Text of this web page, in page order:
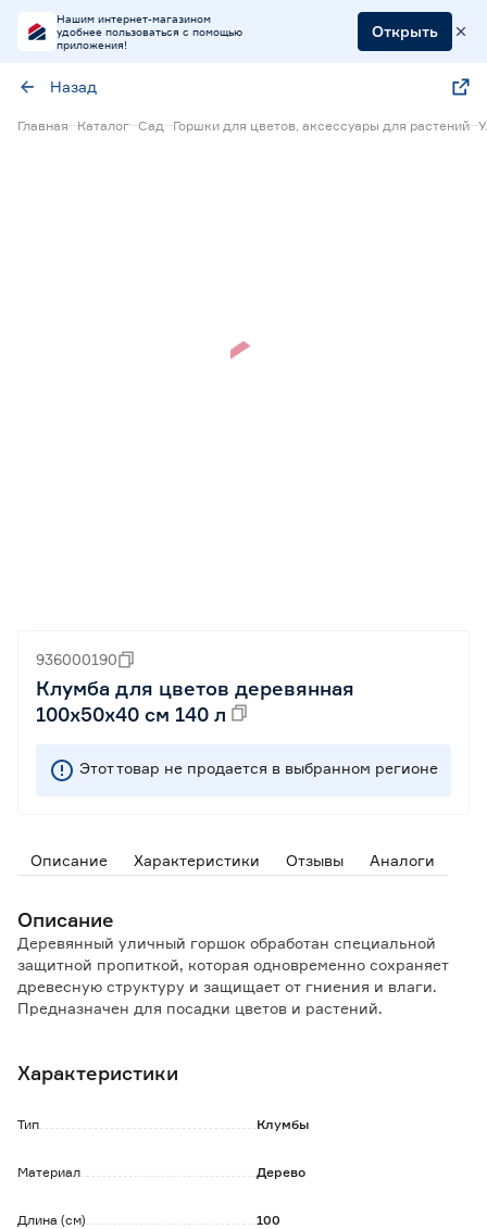
Нашим интернет-магазином
удобнее пользоваться с помощью
приложения!
Открыть
Назад
Главная Каталог Сад Горшки для цветов, аксессуары для растений
936000190
Клумба для цветов деревянная
100х50х40 см 140 л
Этот товар не продается в выбранном регионе
Описание Характеристики Отзывы Аналоги
Описание
Деревянный уличный горшок обработан специальной
защитной пропиткой, которая одновременно сохраняет
древесную структуру и защищает от гниения и влаги.
Предназначен для посадки цветов и растений.
Характеристики
Тип Клумбы
Материал Дерево
Длина (см) 100